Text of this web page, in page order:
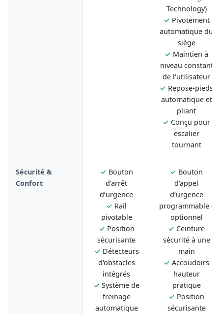
Technology)
✓ Pivotement
automatique du
siège
✓ Maintien à
niveau constant
de l'utilisateur
✓ Repose-pieds
automatique et
pliant
✓ Conçu pour
escalier
tournant
Sécurité &
Confort
✓ Bouton
d’arrêt
d’urgence
✓ Rail
pivotable
✓ Position
sécurisante
✓ Détecteurs
d'obstacles
intégrés
✓ Système de
freinage
automatique
✓ Bouton
d’appel
d’urgence
programmable -
optionnel
✓ Ceinture
sécurité à une
main
✓ Accoudoirs
hauteur
pratique
✓ Position
sécurisante